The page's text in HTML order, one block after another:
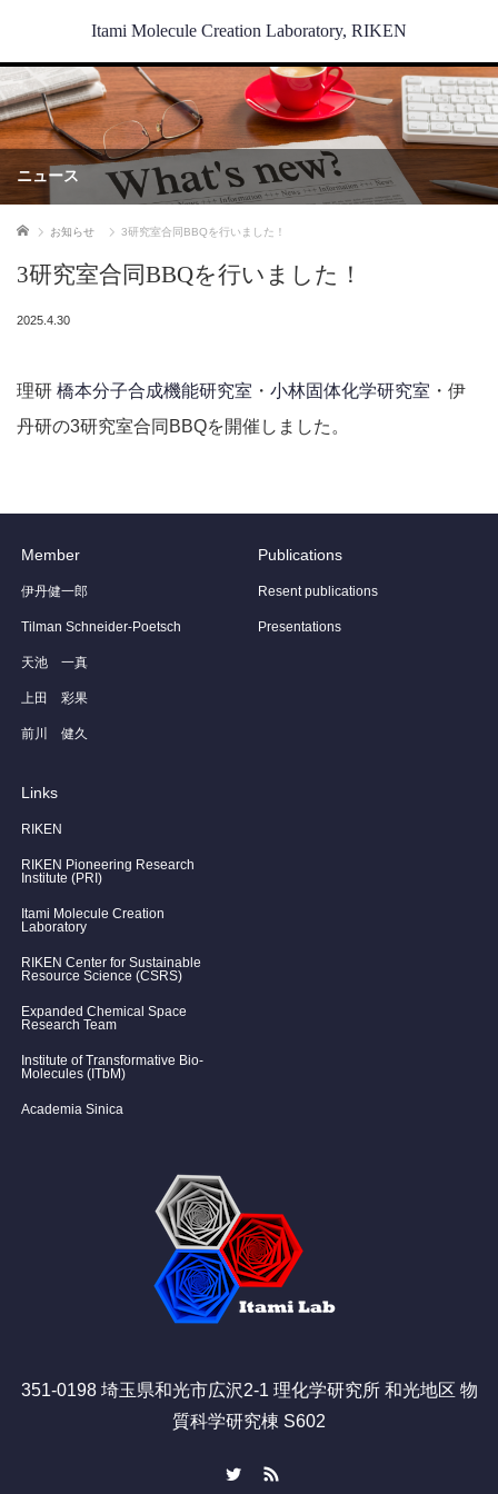
Itami Molecule Creation Laboratory, RIKEN
ニュース
ホーム お知らせ 3研究室合同BBQを行いました！
3研究室合同BBQを行いました！
2025.4.30
理研 橋本分子合成機能研究室 ・ 小林固体化学研究室 ・伊
丹研の3研究室合同BBQを開催しました。
Member
伊丹健一郎
Tilman Schneider-Poetsch
天池 一真
上田 彩果
前川 健久
Publications
Resent publications
Presentations
Links
RIKEN
RIKEN Pioneering Research
Institute (PRI)
Itami Molecule Creation
Laboratory
RIKEN Center for Sustainable
Resource Science (CSRS)
Expanded Chemical Space
Research Team
Institute of Transformative Bio-
Molecules (ITbM)
Academia Sinica
351-0198 埼玉県和光市広沢2-1 理化学研究所 和光地区 物
質科学研究棟 S602